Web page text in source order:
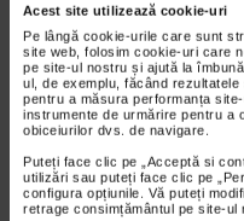
Acest site utilizează cookie-uri
Pe lângă cookie-urile care sunt
site web, folosim cookie-uri care
pe site-ul nostru și ajută la
ul, de exemplu, făcând
pentru a măsura performanța
instrumente de urmărire pentru a
obiceiurilor dvs. de navigare.
Puteți face clic pe „Acceptă si
utilizări sau puteți face clic pe
configura opțiunile. Vă puteți
retrage consimțământul pe site-ul
doua laterale in partea
superioara.
Iti poti pastra la indemana
in cele doua buzunare
bluzei.
In buzunarul de la piept,
stetoscopul, ochelarii,
Marimile sunt variate,
in costumul medical, dar